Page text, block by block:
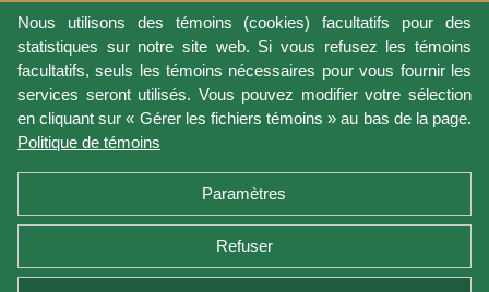
Nous utilisons des témoins (cookies) facultatifs pour des
statistiques sur notre site web. Si vous refusez les témoins
facultatifs, seuls les témoins nécessaires pour vous fournir les
services seront utilisés. Vous pouvez modifier votre sélection
en cliquant sur « Gérer les fichiers témoins » au bas de la page.
Politique de témoins
Paramètres
Refuser
Jeudi
8:30 - 17:00
Vendredi
8:30 - 17:00
Samedi
9:00 - 16:00
Dimanche
Fermé